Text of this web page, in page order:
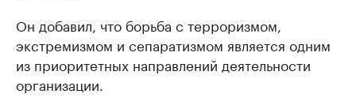
Он добавил, что борьба с терроризмом,
экстремизмом и сепаратизмом является одним
из приоритетных направлений деятельности
организации.